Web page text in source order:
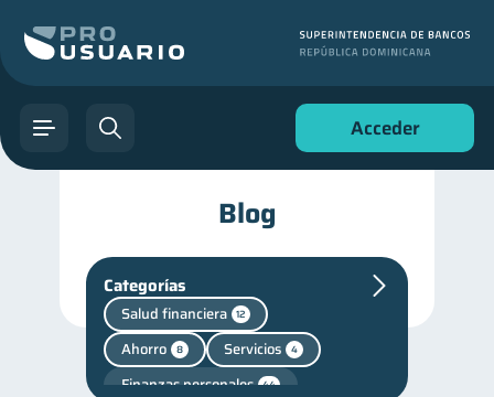
Acceder
Blog
Categorías
Salud financiera 12
Ahorro 8 Servicios 4
Finanzas personales 44